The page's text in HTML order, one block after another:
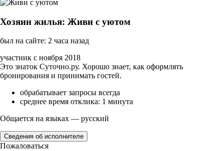
Хозяин жилья: Живи с уютом
был на сайте: 2 часа назад
участник с ноября 2018
Это знаток Суточно.ру. Хорошо знает, как оформлять
бронирования и принимать гостей.
обрабатывает запросы всегда
среднее время отклика: 1 минута
Общается на языках — русский
Сведения об исполнителе
Пожаловаться